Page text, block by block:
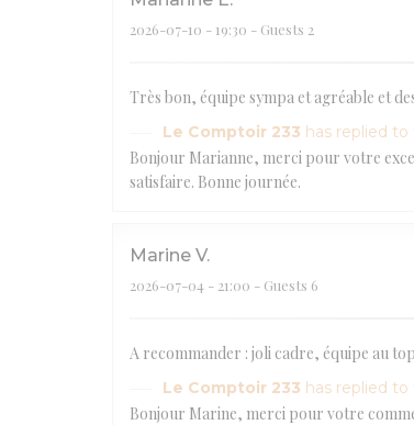
2026-07-10 - 19:30 - Guests 2
Très bon, équipe sympa et agréable et
Le Comptoir 233 has replied
Bonjour Marianne, merci pour votre
satisfaire. Bonne journée.
Marine V
2026-07-04 - 21:00 - Guests 6
A recommander : joli cadre, équipe au
Le Comptoir 233 has replied
Bonjour Marine, merci pour votre